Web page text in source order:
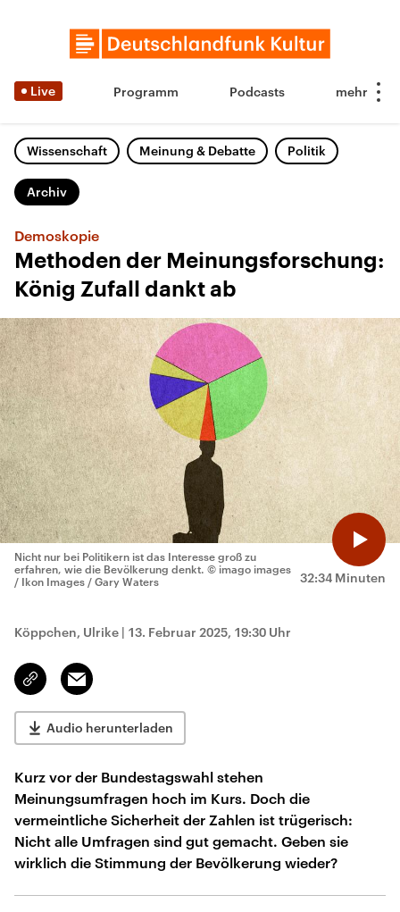
Live Programm Podcasts
Wissenschaft Meinung & Debatte Politik
Archiv
Demoskopie
Methoden der Meinungsforschung:
König Zufall dankt ab
32:34 Minuten
Nicht nur bei Politikern ist das Interesse groß zu
erfahren, wie die Bevölkerung denkt. © imago images
/ Ikon Images / Gary Waters
Köppchen, Ulrike | 13. Februar 2025, 19:30 Uhr
Link
kopieren/teilen
Email
Audio herunterladen
Kurz vor der Bundestagswahl stehen
Meinungsumfragen hoch im Kurs. Doch die
vermeintliche Sicherheit der Zahlen ist trügerisch:
Nicht alle Umfragen sind gut gemacht. Geben sie
wirklich die Stimmung der Bevölkerung wieder?